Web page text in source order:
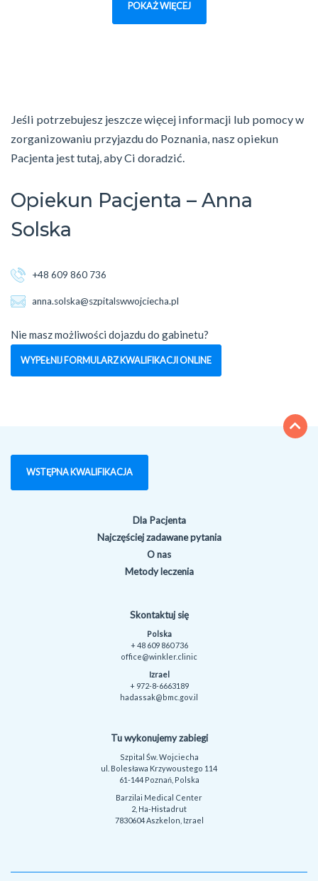
POKAŻ WIĘCEJ
Jeśli potrzebujesz jeszcze więcej informacji lub pomocy w
zorganizowaniu przyjazdu do Poznania, nasz opiekun
Pacjenta jest tutaj, aby Ci doradzić.
Opiekun Pacjenta – Anna
Solska
+48 609 860 736
anna.solska@szpitalswwojciecha.pl
Nie masz możliwości dojazdu do gabinetu?
WYPEŁNIJ FORMULARZ KWALIFIKACJI ONLINE
WSTĘPNA KWALIFIKACJA
Dla Pacjenta
Najczęściej zadawane pytania
O nas
Metody leczenia
Skontaktuj się
Polska
+ 48 609 860 736
office@winkler.clinic
Izrael
+ 972-8-6663189
hadassak@bmc.gov.il
Tu wykonujemy zabiegi
Szpital Św. Wojciecha
ul. Bolesława Krzywoustego 114
61-144 Poznań, Polska
Barzilai Medical Center
2, Ha-Histadrut
7830604 Aszkelon, Izrael